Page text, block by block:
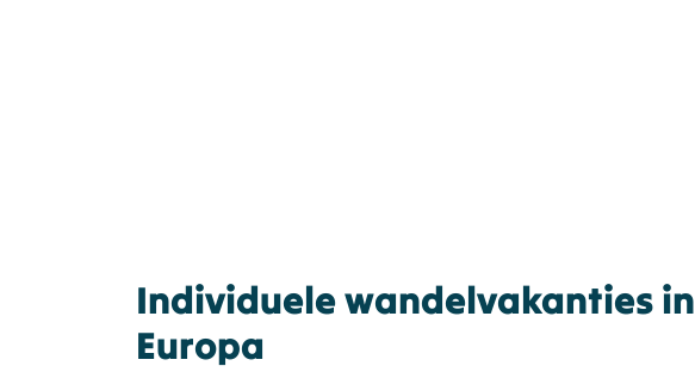
Individuele wandelvakanties in
Europa